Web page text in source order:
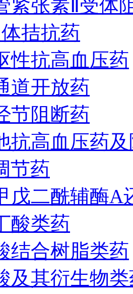
紧张素Ⅱ受体
拮抗药
性抗高血压药
道开放药
节阻断药
抗高血压药
节药
戊二酰辅酶A
酸类药
结合树脂类药
及其衍生物